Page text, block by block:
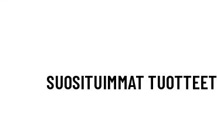
SUOSITUIMMAT TUOTTEET